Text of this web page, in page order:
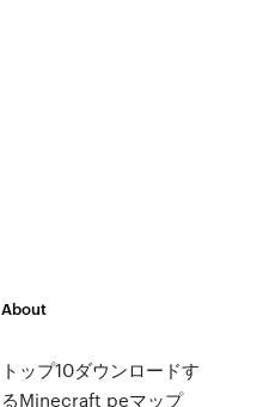
About
トップ10ダウンロードす
るMinecraft peマップ